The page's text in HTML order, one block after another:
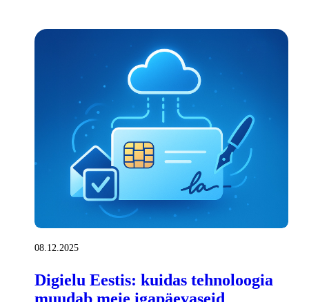
08.12.2025
Digielu Eestis: kuidas tehnoloogia
muudab meie igapäevaseid